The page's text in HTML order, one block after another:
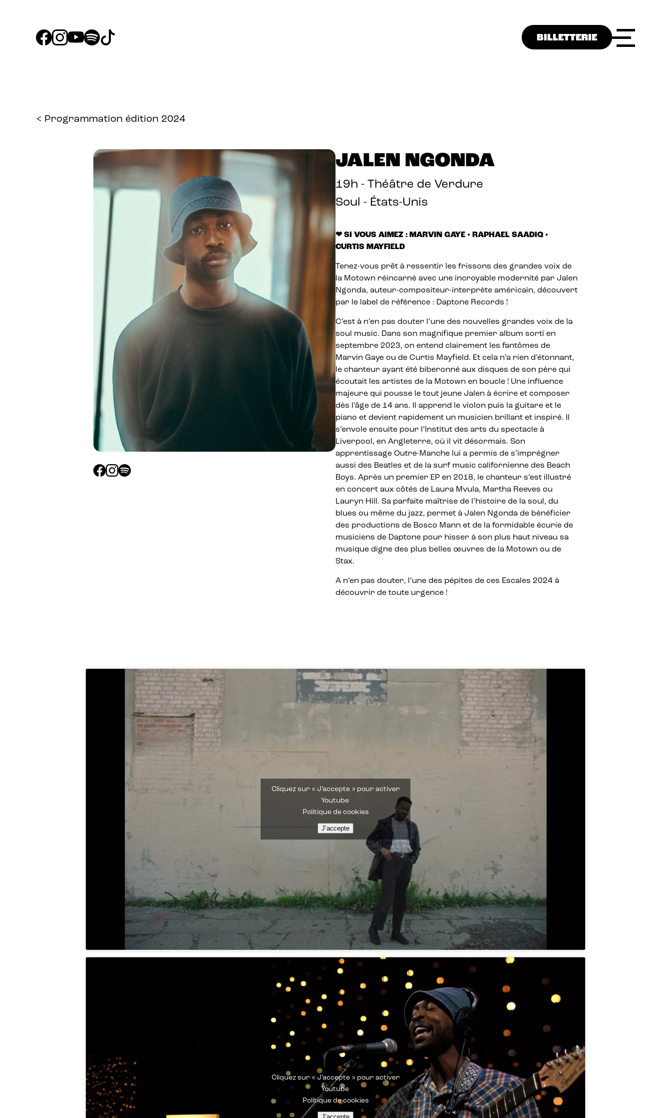
BILLETTERIE
< Programmation édition 2024
JALEN NGONDA
19h - Théâtre de Verdure
Soul - États-Unis
❤ SI VOUS AIMEZ : MARVIN GAYE • RAPHAEL SAADIQ •
CURTIS MAYFIELD
Tenez-vous prêt à ressentir les frissons des grandes voix de
la Motown réincarné avec une incroyable modernité par Jalen
Ngonda, auteur-compositeur-interprète américain, découvert
par le label de référence : Daptone Records !
C’est à n’en pas douter l’une des nouvelles grandes voix de la
soul music. Dans son magnifique premier album sorti en
septembre 2023, on entend clairement les fantômes de
Marvin Gaye ou de Curtis Mayfield. Et cela n’a rien d’étonnant,
le chanteur ayant été biberonné aux disques de son père qui
écoutait les artistes de la Motown en boucle ! Une influence
majeure qui pousse le tout jeune Jalen à écrire et composer
dès l’âge de 14 ans. Il apprend le violon puis la guitare et le
piano et devient rapidement un musicien brillant et inspiré. Il
s’envole ensuite pour l’Institut des arts du spectacle à
Liverpool, en Angleterre, où il vit désormais. Son
apprentissage Outre-Manche lui a permis de s’imprégner
aussi des Beatles et de la surf music californienne des Beach
Boys. Après un premier EP en 2018, le chanteur s’est illustré
en concert aux côtés de Laura Mvula, Martha Reeves ou
Lauryn Hill. Sa parfaite maîtrise de l’histoire de la soul, du
blues ou même du jazz, permet à Jalen Ngonda de bénéficier
des productions de Bosco Mann et de la formidable écurie de
musiciens de Daptone pour hisser à son plus haut niveau sa
musique digne des plus belles œuvres de la Motown ou de
Stax.
A n’en pas douter, l’une des pépites de ces Escales 2024 à
découvrir de toute urgence !
Cliquez sur « J’accepte » pour activer
Youtube
Politique de cookies
J’accepte
Cliquez sur « J’accepte » pour activer
Youtube
Politique de cookies